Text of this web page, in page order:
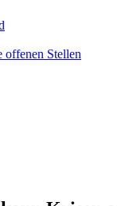
offenen Stellen